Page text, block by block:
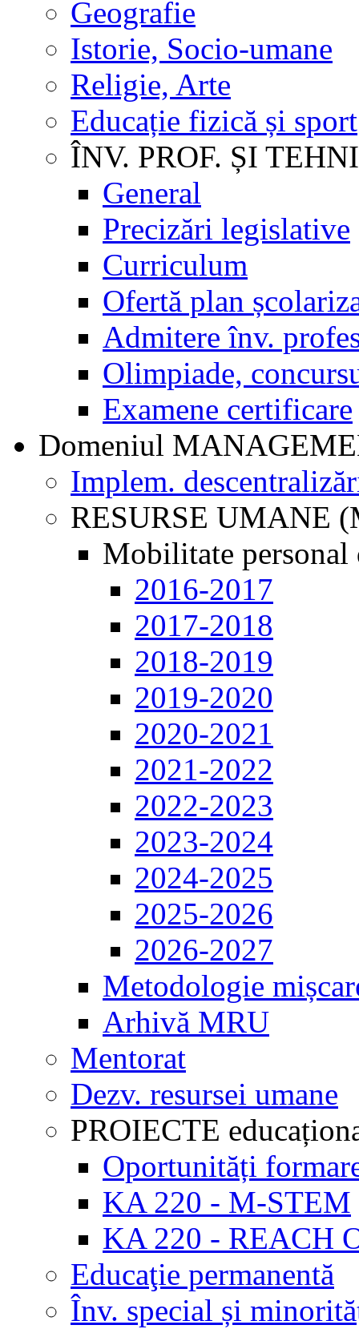
Geografie
Istorie, Socio-umane
Religie, Arte
Educație fizică și sport
ÎNV. PROF. ȘI
General
Precizări legislative
Curriculum
Ofertă plan
Admitere înv.
Olimpiade,
Examene certificare
Domeniul
Implem.
RESURSE UMANE
Mobilitate personal
2016-2017
2017-2018
2018-2019
2019-2020
2020-2021
2021-2022
2022-2023
2023-2024
2024-2025
2025-2026
2026-2027
Metodologie
Arhivă MRU
Mentorat
Dezv. resursei umane
PROIECTE
Oportunități
KA 220 - M-STEM
KA 220 - REACH
Educaţie permanentă
Înv. special și